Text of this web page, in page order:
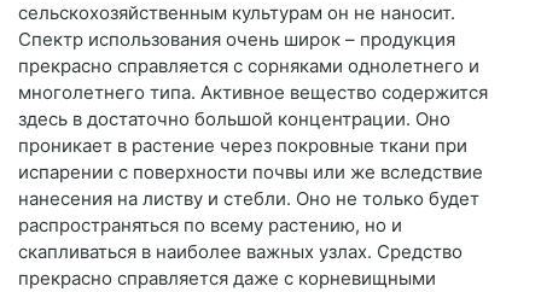
сельскохозяйственным культурам он не наносит.
Спектр использования очень широк – продукция
прекрасно справляется с сорняками однолетнего и
многолетнего типа. Активное вещество содержится
здесь в достаточно большой концентрации. Оно
проникает в растение через покровные ткани при
испарении с поверхности почвы или же вследствие
нанесения на листву и стебли. Оно не только будет
распространяться по всему растению, но и
скапливаться в наиболее важных узлах. Средство
прекрасно справляется даже с корневищными